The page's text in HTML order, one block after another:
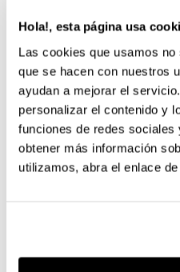
Hola!, esta página usa
Las cookies que usamos
que se hacen con nuestros
ayudan a mejorar el
personalizar el contenido y
funciones de redes
obtener más información
utilizamos, abra el enlace
lama lasciandola come
possono essere stati
affilatura. La lucidatura
lascia i vostri coltelli come
fabbrica.
Consigli per l'uso
Prima dell'uso,
Dopo alcune passate,